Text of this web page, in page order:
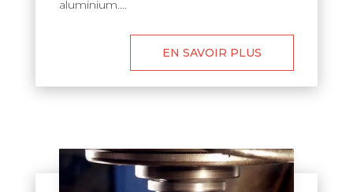
aluminium....
EN SAVOIR PLUS